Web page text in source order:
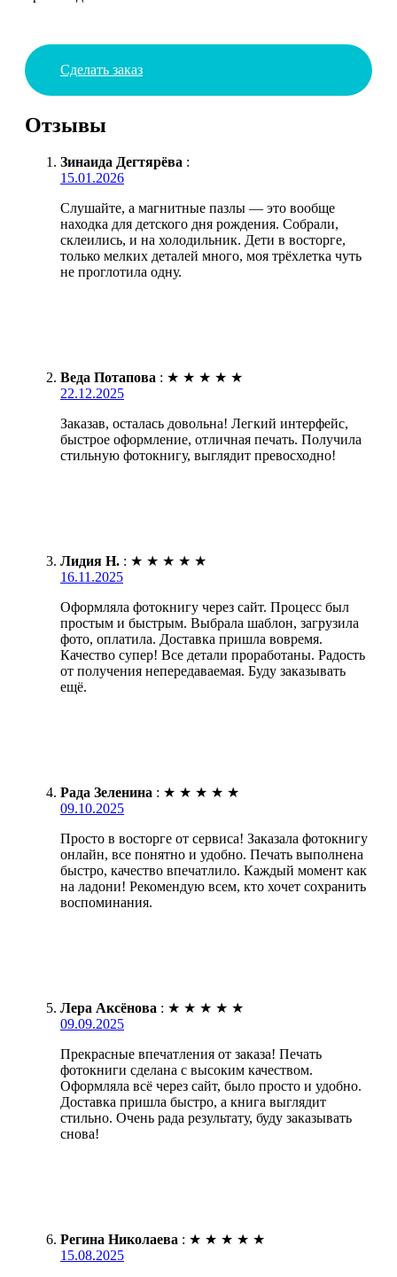
Сделать заказ
Отзывы
Зинаида Дегтярёва :
15.01.2026
Слушайте, а магнитные пазлы — это вообще
находка для детского дня рождения. Собрали,
склеились, и на холодильник. Дети в восторге,
только мелких деталей много, моя трёхлетка чуть
не проглотила одну.
Веда Потапова : ★ ★ ★ ★ ★
22.12.2025
Заказав, осталась довольна! Легкий интерфейс,
быстрое оформление, отличная печать. Получила
стильную фотокнигу, выглядит превосходно!
Лидия Н. : ★ ★ ★ ★ ★
16.11.2025
Оформляла фотокнигу через сайт. Процесс был
простым и быстрым. Выбрала шаблон, загрузила
фото, оплатила. Доставка пришла вовремя.
Качество супер! Все детали проработаны. Радость
от получения непередаваемая. Буду заказывать
ещё.
Рада Зеленина : ★ ★ ★ ★ ★
09.10.2025
Просто в восторге от сервиса! Заказала фотокнигу
онлайн, все понятно и удобно. Печать выполнена
быстро, качество впечатлило. Каждый момент как
на ладони! Рекомендую всем, кто хочет сохранить
воспоминания.
Лера Аксёнова : ★ ★ ★ ★ ★
09.09.2025
Прекрасные впечатления от заказа! Печать
фотокниги сделана с высоким качеством.
Оформляла всё через сайт, было просто и удобно.
Доставка пришла быстро, а книга выглядит
стильно. Очень рада результату, буду заказывать
снова!
Регина Николаева : ★ ★ ★ ★ ★
15.08.2025